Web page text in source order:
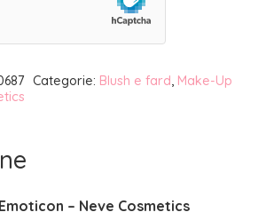
Categorie: Blush e fard Make-Up
– Neve Cosmetics